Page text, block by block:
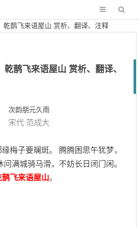
乾鹊飞来语屋山 赏析、翻译、注释
鹊飞来语屋山 赏析、翻译、
次韵朋元久雨
宋代 范成大
梅子要斓斑。 腾腾困思午犹梦，
满城骑马滑，不妨长日闭门闲。
飞来语屋山。